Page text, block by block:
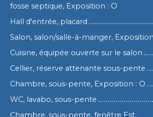
fosse septique, Exposition : O
Hall d'entrée, placard
Salon, salon/salle-à-manger,
Cuisine, équipée ouverte sur le salon
Cellier, réserve attenante sous-pente
Chambre, sous-pente, Exposition : O
WC, lavabo, sous-pente
Chambre, sous-pente, fenêtre Est,